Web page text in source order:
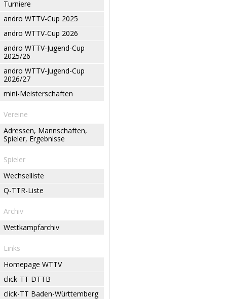
Turniere
andro WTTV-Cup 2025
andro WTTV-Cup 2026
andro WTTV-Jugend-Cup
2025/26
andro WTTV-Jugend-Cup
2026/27
mini-Meisterschaften
Vereine
Adressen, Mannschaften,
Spieler, Ergebnisse
Spieler
Wechselliste
Q-TTR-Liste
Archiv
Wettkampfarchiv
Links
Homepage WTTV
click-TT DTTB
click-TT Baden-Württemberg